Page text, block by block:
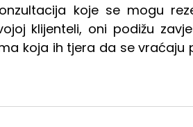
koje se mogu
klijenteli, oni podižu
koja ih tjera da se vraćaju